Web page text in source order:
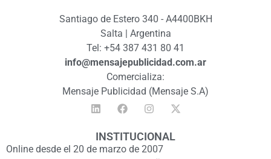
Santiago de Estero 340 - A4400BKH
Salta | Argentina
Tel: +54 387 431 80 41
info@mensajepublicidad.com.ar
Comercializa:
Mensaje Publicidad (Mensaje S.A)
INSTITUCIONAL
Online desde el 20 de marzo de 2007